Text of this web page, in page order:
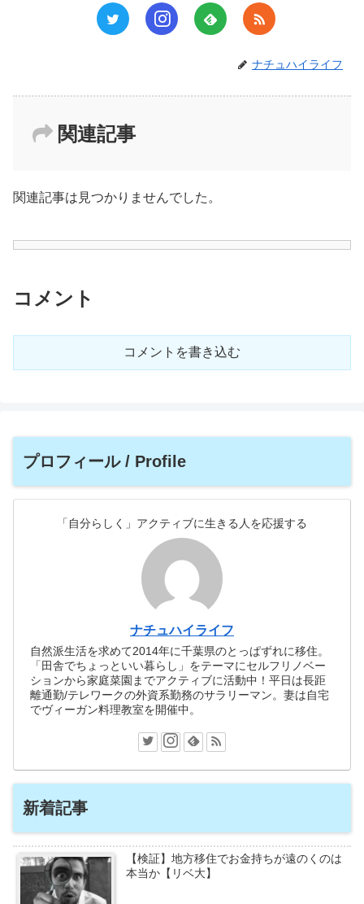
ナチュハイライフ
関連記事
関連記事は見つかりませんでした。
コメント
コメントを書き込む
プロフィール / Profile
「自分らしく」アクティブに生きる人を応援する
ナチュハイライフ
自然派生活を求めて2014年に千葉県のとっぱずれに移住。
「田舎でちょっといい暮らし」をテーマにセルフリノベー
ションから家庭菜園までアクティブに活動中！平日は長距
離通勤/テレワークの外資系勤務のサラリーマン。妻は自宅
でヴィーガン料理教室を開催中。
新着記事
【検証】地方移住でお金持ちが遠のくのは
本当か【リベ大】